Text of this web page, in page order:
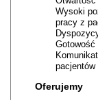
Wysoki
pracy z
Gotowość
pacjentów
Oferujemy